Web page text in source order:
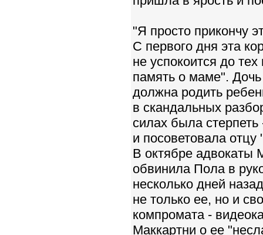
"Я просто прикончу
С первого дня эта
не успокоится до
память о маме". Дочь
должна родить
в скандальных
силах была
и посоветовала
В октябре адвокаты
обвинила Пола в
несколько дней
не только ее, но и
компромата -
Маккартни о ее